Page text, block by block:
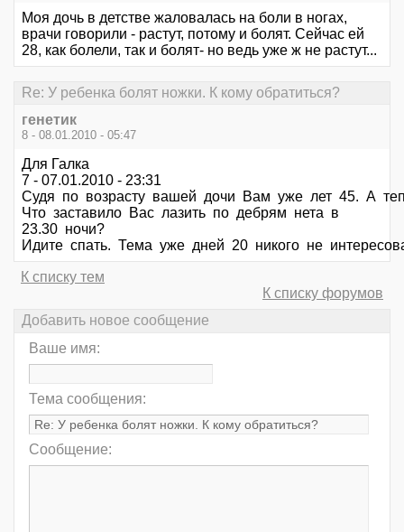
Моя дочь в детстве жаловалась на боли в ногах,
врачи говорили - растут, потому и болят. Сейчас ей
28, как болели, так и болят- но ведь уже ж не растут...
Re: У ребенка болят ножки. К кому обратиться?
генетик
8 - 08.01.2010 - 05:47
Для Галка
7 - 07.01.2010 - 23:31
Судя по возрасту вашей дочи Вам уже лет 45. А
Что заставило Вас лазить по дебрям нета в
23.30 ночи?
Идите спать. Тема уже дней 20 никого не
К списку тем
К списку форумов
Добавить новое сообщение
Ваше имя:
Тема сообщения:
Сообщение: